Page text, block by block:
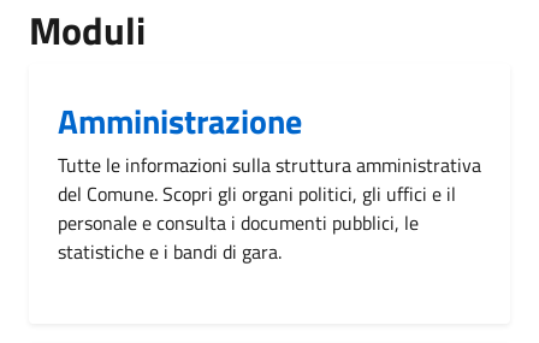
Moduli
Amministrazione
Tutte le informazioni sulla struttura amministrativa
del Comune. Scopri gli organi politici, gli uffici e il
personale e consulta i documenti pubblici, le
statistiche e i bandi di gara.